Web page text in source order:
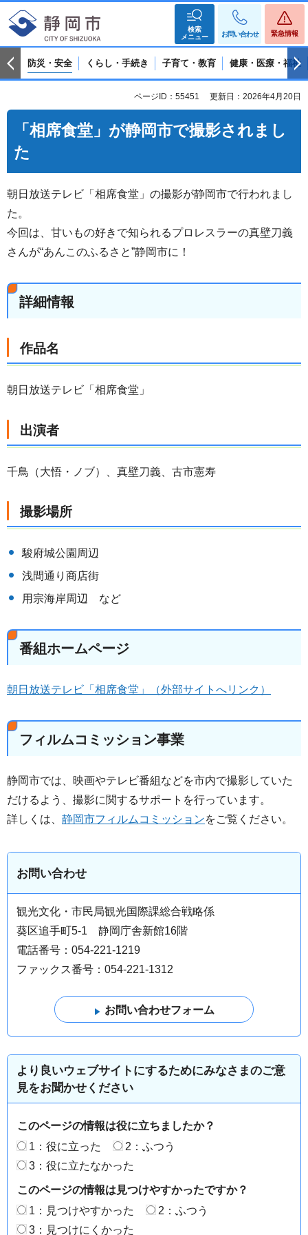
検索
メニュー
お問い合わせ 緊急情報
防災・安全 くらし・手続き 子育て・教育 健康・医療・福祉
ページID：55451 更新日：2026年4月20日
「相席食堂」が静岡市で撮影されまし
た
朝日放送テレビ「相席食堂」の撮影が静岡市で行われまし
た。
今回は、甘いもの好きで知られるプロレスラーの真壁刀義
さんが“あんこのふるさと”静岡市に！
詳細情報
作品名
朝日放送テレビ「相席食堂」
出演者
千鳥（大悟・ノブ）、真壁刀義、古市憲寿
撮影場所
駿府城公園周辺
浅間通り商店街
用宗海岸周辺 など
番組ホームページ
朝日放送テレビ「相席食堂」（外部サイトへリンク）
フィルムコミッション事業
静岡市では、映画やテレビ番組などを市内で撮影していた
だけるよう、撮影に関するサポートを行っています。
詳しくは、 静岡市フィルムコミッションをご覧ください。
お問い合わせ
観光文化・市民局観光国際課総合戦略係
葵区追手町5-1 静岡庁舎新館16階
電話番号：054-221-1219
ファックス番号：054-221-1312
より良いウェブサイトにするためにみなさまのご意
見をお聞かせください
このページの情報は役に立ちましたか？
1：役に立った
2：ふつう
3：役に立たなかった
このページの情報は見つけやすかったですか？
1：見つけやすかった
2：ふつう
3：見つけにくかった